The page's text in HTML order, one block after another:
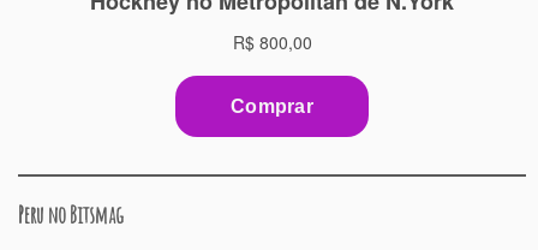
Peru no Bitsmag